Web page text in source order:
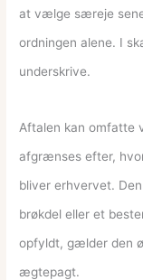
at vælge særeje
ordningen alene. I
underskrive.
Aftalen kan omfatte
afgrænses efter,
bliver erhvervet.
brøkdel eller et
opfyldt, gælder den
ægtepagt.